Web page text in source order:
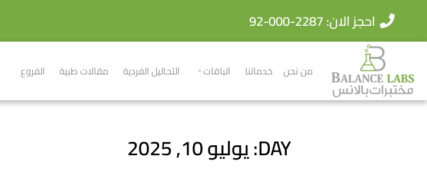
احجز الان: 2287-000-92
من نحن خدماتنا الباقات التحاليل الفردية مقالات طبية الفروع
DAY: يوليو 10, 2025